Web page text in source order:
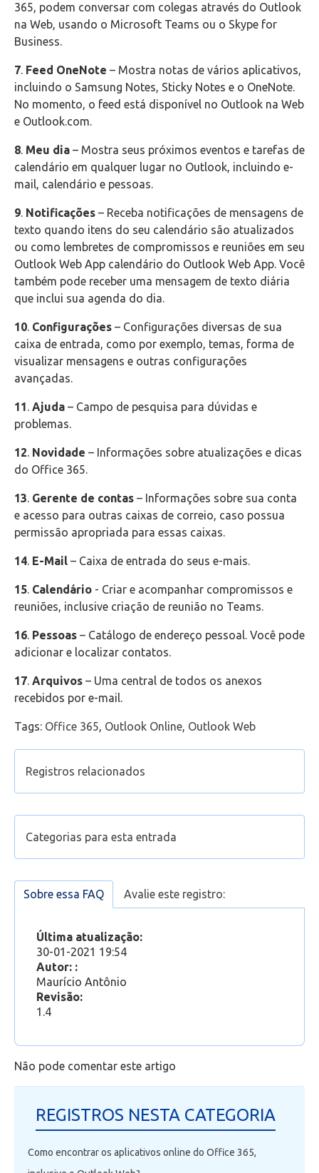
365, podem conversar com colegas através do Outlook
na Web, usando o Microsoft Teams ou o Skype for
Business.
7. Feed OneNote – Mostra notas de vários aplicativos,
incluindo o Samsung Notes, Sticky Notes e o OneNote.
No momento, o feed está disponível no Outlook na Web
e Outlook.com.
8. Meu dia – Mostra seus próximos eventos e tarefas de
calendário em qualquer lugar no Outlook, incluindo e-
mail, calendário e pessoas.
9. Notificações – Receba notificações de mensagens de
texto quando itens do seu calendário são atualizados
ou como lembretes de compromissos e reuniões em seu
Outlook Web App calendário do Outlook Web App. Você
também pode receber uma mensagem de texto diária
que inclui sua agenda do dia.
10. Configurações – Configurações diversas de sua
caixa de entrada, como por exemplo, temas, forma de
visualizar mensagens e outras configurações
avançadas.
11. Ajuda – Campo de pesquisa para dúvidas e
problemas.
12. Novidade – Informações sobre atualizações e dicas
do Office 365.
13. Gerente de contas – Informações sobre sua conta
e acesso para outras caixas de correio, caso possua
permissão apropriada para essas caixas.
14. E-Mail – Caixa de entrada do seus e-mais.
15. Calendário - Criar e acompanhar compromissos e
reuniões, inclusive criação de reunião no Teams.
16. Pessoas – Catálogo de endereço pessoal. Você pode
adicionar e localizar contatos.
17. Arquivos – Uma central de todos os anexos
recebidos por e-mail.
Tags: Office 365, Outlook Online, Outlook Web
Registros relacionados
Limitar acesso em reunião online (Outlook)
Como acessar o Outlook Web
Como criar pastas e subpastas no Outlook Web
Categorias para esta entrada
Suporte»Outlook Web
Sobre essa FAQ Avalie este registro:
Última atualização:
30-01-2021 19:54
Autor: :
Maurício Antônio
Revisão:
1.4
Não pode comentar este artigo
REGISTROS NESTA CATEGORIA
Como encontrar os aplicativos online do Office 365,